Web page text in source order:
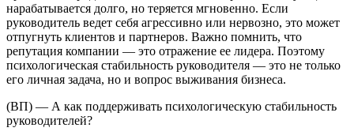
нарабатывается долго, но теряется мгновенно. Если
руководитель ведет себя агрессивно или нервозно, это может
отпугнуть клиентов и партнеров. Важно помнить, что
репутация компании — это отражение ее лидера. Поэтому
психологическая стабильность руководителя — это не только
его личная задача, но и вопрос выживания бизнеса.
(ВП) — А как поддерживать психологическую стабильность
руководителей?